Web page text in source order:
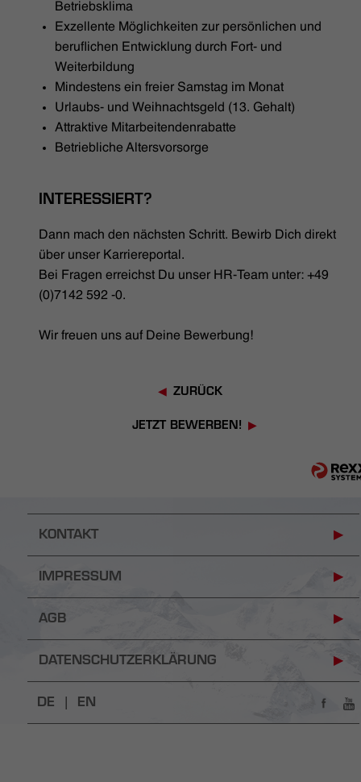
Betriebsklima
Exzellente Möglichkeiten zur persönlichen und
beruflichen Entwicklung durch Fort- und
Weiterbildung
Mindestens ein freier Samstag im Monat
Urlaubs- und Weihnachtsgeld (13. Gehalt)
Attraktive Mitarbeitendenrabatte
Betriebliche Altersvorsorge
INTERESSIERT?
Dann mach den nächsten Schritt. Bewirb Dich direkt
über unser Karriereportal.
Bei Fragen erreichst Du unser HR-Team unter: +49
(0)7142 592 -0.
Wir freuen uns auf Deine Bewerbung!
ZURÜCK
JETZT BEWERBEN!
KONTAKT
IMPRESSUM
AGB
DATENSCHUTZERKLÄRUNG
DE | EN